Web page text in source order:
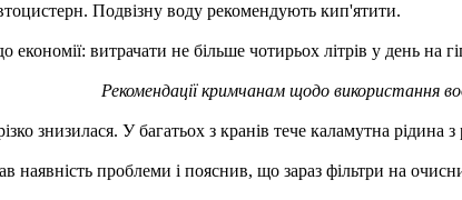
Подвізну воду рекомендують кип'ятити.
витрачати не більше чотирьох літрів у день на
Рекомендації кримчанам щодо використання
знизилася. У багатьох з кранів тече каламутна рідина з
проблеми і пояснив, що зараз фільтри на